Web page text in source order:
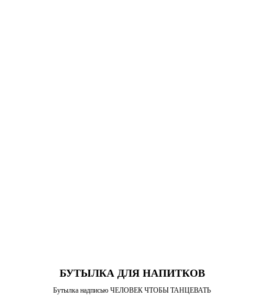
БУТЫЛКА ДЛЯ НАПИТКОВ
Бутылка надписью ЧЕЛОВЕК ЧТОБЫ ТАНЦЕВАТЬ